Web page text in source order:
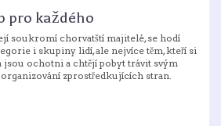
pro každého
soukromí chorvatští majitelé, se hodí
i skupiny lidí, ale nejvíce těm, kteří si
jsou ochotni a chtějí pobyt trávit svým
zprostředkujících stran.